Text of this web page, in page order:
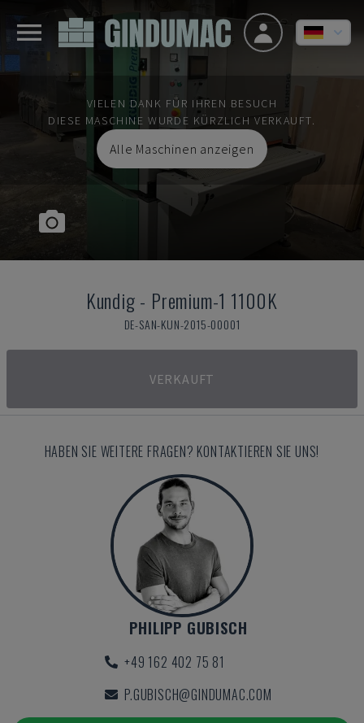
VIELEN DANK FÜR IHREN BESUCH
DIESE MASCHINE WURDE KÜRZLICH VERKAUFT.
Alle Maschinen anzeigen
Kundig- Premium-1 1100K
DE-SAN-KUN-2015-00001
VERKAUFT
HABEN SIE WEITERE FRAGEN? KONTAKTIEREN SIE UNS!
PHILIPP GUBISCH
+49 162 402 75 81
P.GUBISCH@GINDUMAC.COM